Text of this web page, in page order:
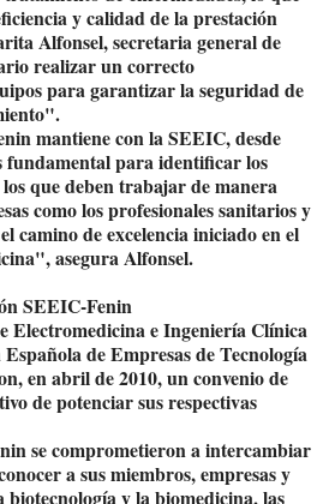
y calidad de la prestación
Alfonsel, secretaria general de
realizar un correcto
para garantizar la seguridad de
mantiene con la SEEIC, desde
fundamental para identificar los
que deben trabajar de manera
como los profesionales sanitarios y
camino de excelencia iniciado en el
asegura Alfonsel.
SEEIC-Fenin
Electromedicina e Ingeniería Clínica
de Empresas de Tecnología
en abril de 2010, un convenio de
de potenciar sus respectivas
se comprometieron a intercambiar
a sus miembros, empresas y
biotecnología y la biomedicina, las